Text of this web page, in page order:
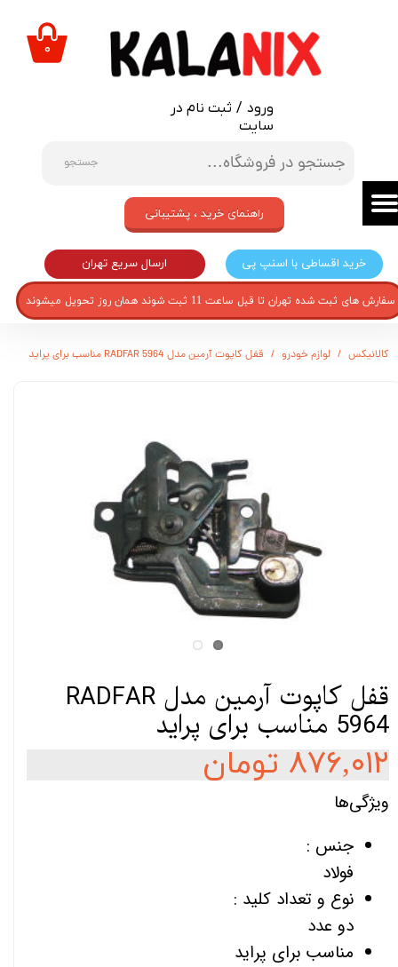
جستجو
ورود / ثبت نام در
سایت
حساب کاربری من
تغییر گذر واژه
خروج از حساب کاربری
۰
خرید اقساطی با اسنپ پی ارسال سریع تهران
راهنمای خرید ، پشتیبانی
سفارش های ثبت شده تهران تا قبل ساعت 11 ثبت شوند همان روز تحویل میشوند
کالانیکس لوازم خودرو قفل کاپوت آرمین مدل RADFAR 5964 مناسب برای پراید
قفل کاپوت آرمین مدل RADFAR
5964 مناسب برای پراید
۸۷۶,۰۱۲ تومان
ویژگی‌ها
جنس :
فولاد
نوع و تعداد کلید :
دو عدد
مناسب برای پراید